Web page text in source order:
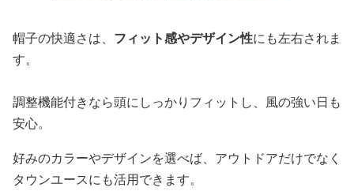
帽子の快適さは、 フィット感やデザイン性にも左右されま
す。
調整機能付きなら頭にしっかりフィットし、風の強い日も
安心。
好みのカラーやデザインを選べば、アウトドアだけでなく
タウンユースにも活用できます。